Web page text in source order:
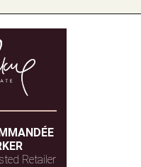
Retailer